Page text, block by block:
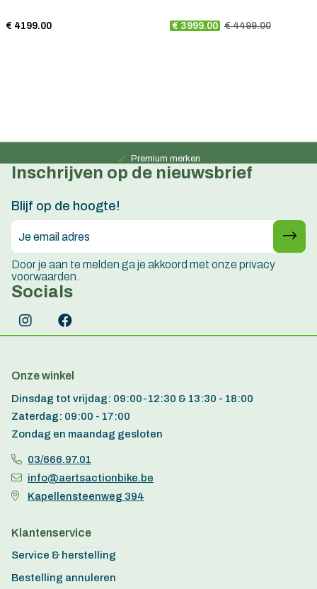
€ 4199.00 € 3999.00 € 4499.00
Premium merken
Persoonlijk advies
Inschrijven op de nieuwsbrief
Blijf op de hoogte!
Door je aan te melden ga je akkoord met onze privacy
voorwaarden.
Socials
Onze winkel
Dinsdag tot vrijdag: 09:00-12:30 & 13:30 - 18:00
Zaterdag: 09:00 - 17:00
Zondag en maandag gesloten
03/666.97.01
info@aertsactionbike.be
Kapellensteenweg 394
Klantenservice
Service & herstelling
Bestelling annuleren